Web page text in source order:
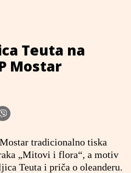
Teuta na
Mostar
tradicionalno tiska
„Mitovi i flora“, a motiv
Teuta i priča o oleanderu.